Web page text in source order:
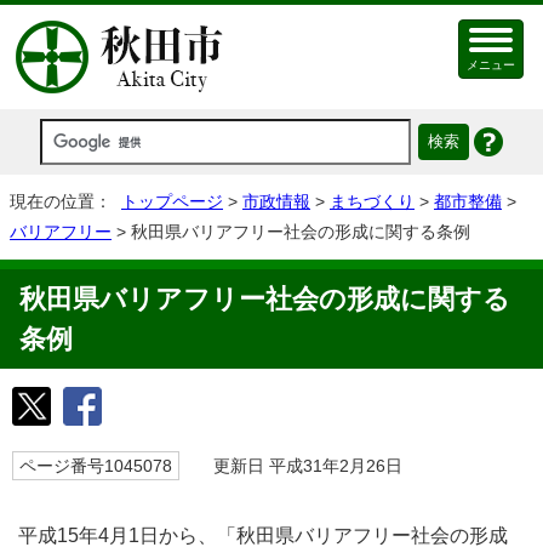
メニュー
現在の位置： トップページ > 市政情報 > まちづくり > 都市整備 >
バリアフリー > 秋田県バリアフリー社会の形成に関する条例
秋田県バリアフリー社会の形成に関する
条例
ページ番号1045078 更新日 平成31年2月26日
平成15年4月1日から、「秋田県バリアフリー社会の形成